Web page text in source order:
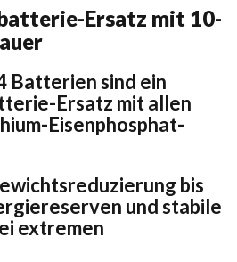
Ersatz mit 10-
Batterien sind ein
Ersatz mit allen
Eisenphosphat-
bis
und stabile
extremen